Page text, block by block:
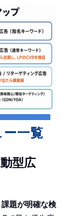
一覧
型広
課題が明確な検